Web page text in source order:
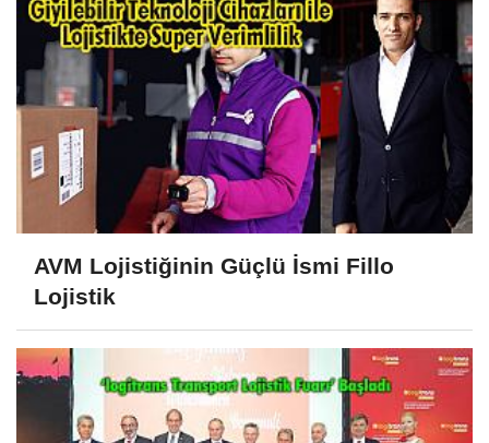
AVM Lojistiğinin Güçlü İsmi Fillo
Lojistik